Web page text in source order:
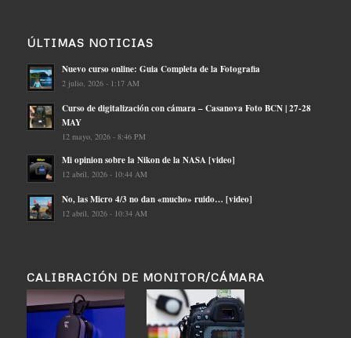
ÚLTIMAS NOTICIAS
Nuevo curso online: Guia Completa de la Fotografia
2 julio, 2026 - 1:17 AM
Curso de digitalización con cámara – Casanova Foto BCN | 27-28
MAY
12 mayo, 2026 - 8:46 PM
Mi opinion sobre la Nikon de la NASA [video]
12 abril, 2026 - 10:44 AM
No, las Micro 4/3 no dan «mucho» ruido… [video]
12 abril, 2026 - 10:34 AM
CALIBRACIÓN DE MONITOR/CÁMARA